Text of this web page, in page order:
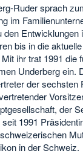
Ruder sprach
im
den Entwicklungen
bis in die aktuelle
ihr trat 1991 die
Underberg ein.
der sechsten
der
1991
in der Schweiz.